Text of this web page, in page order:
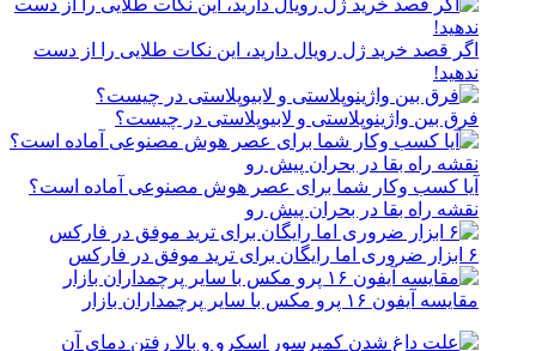
اگر قصد خرید ژل رویال دارید، این نکات طلایی را از دست
ندهید!
فرق بین واژینوپلاستی و لابیوپلاستی در چیست؟
آیا کسب وکار شما برای عصر هوش مصنوعی آماده است؟
نقشه راه بقا در بحران پیش رو
۶ ابزار ضروری اما رایگان برای ترید موفق در فارکس
مقایسه آیفون ۱۶ پرو مکس با سایر پرچمداران بازار